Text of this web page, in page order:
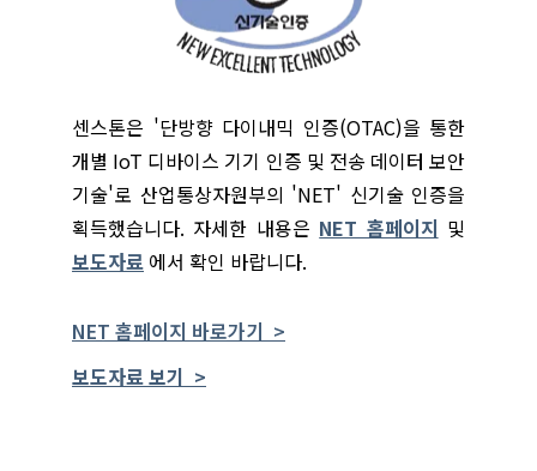
센스톤은 '단방향 다이내믹 인증(OTAC)을 통한
개별 IoT 디바이스 기기 인증 및 전송 데이터 보안
기술'로 산업통상자원부의 'NET' 신기술 인증을
획득했습니다. 자세한 내용은 NET 홈페이지 및
보도자료 에서 확인 바랍니다.
NET 홈페이지 바로가기 >
보도자료 보기 >